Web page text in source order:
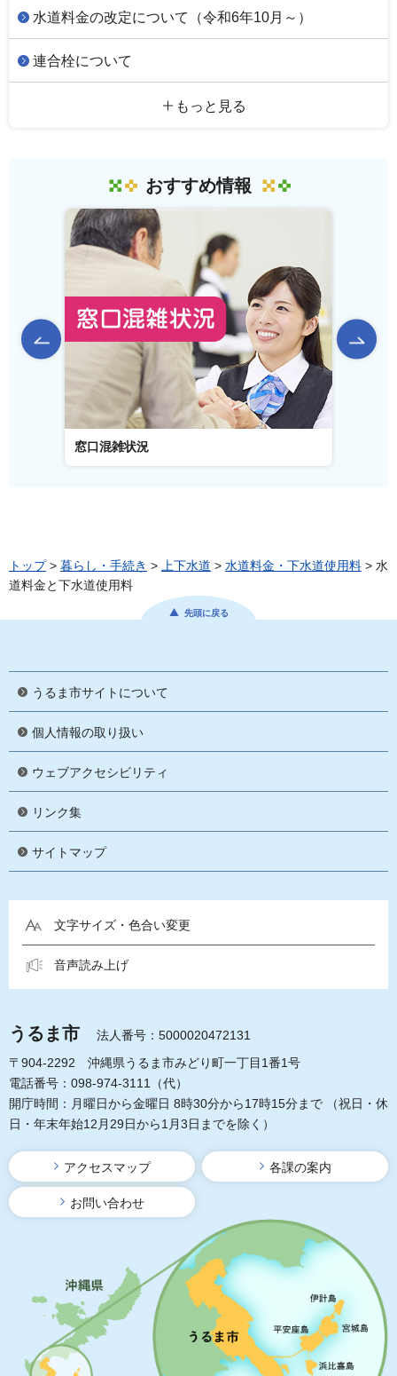
水道料金の改定について（令和6年10月～）
連合栓について
もっと見る
おすすめ情報
前のスライドを表示
窓口混雑状況
トップ> 暮らし・手続き > 上下水道 > 水道料金・下水道使用料 > 水
道料金と下水道使用料
先頭に戻る
うるま市サイトについて
個人情報の取り扱い
ウェブアクセシビリティ
リンク集
サイトマップ
文字サイズ・色合い変更
音声読み上げ
うるま市
法人番号：5000020472131
〒904-2292 沖縄県うるま市みどり町一丁目1番1号
電話番号：098-974-3111（代）
開庁時間：月曜日から金曜日 8時30分から17時15分まで
（祝日・休
日・年末年始12月29日から1月3日までを除く）
アクセスマップ 各課の案内
お問い合わせ